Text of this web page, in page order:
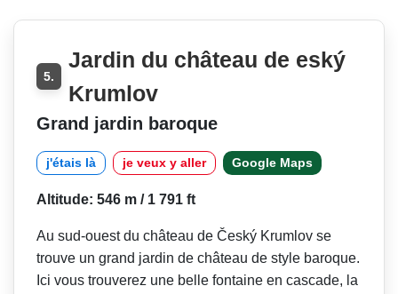
5.
Jardin du château de eský
Krumlov
Grand jardin baroque
j'étais là je veux y aller Google Maps
Altitude: 546 m / 1 791 ft
Au sud-ouest du château de Český Krumlov se
trouve un grand jardin de château de style baroque.
Ici vous trouverez une belle fontaine en cascade, la